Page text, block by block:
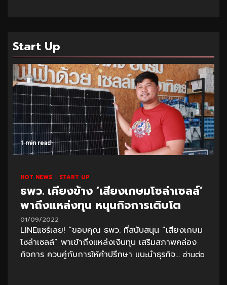
Start Up
1 min read
HOT NEWS START UP
ธพว. เคียงข้าง ‘เสียงเกษมโซล่าเซลล์’
พาถึงแหล่งทุน หนุนกิจการเติบโต
01/09/2022
LINEแชร์เลย! “ขอบคุณ ธพว. ที่สนับสนุน “เสียงเกษม
โซล่าเซลล์” พาเข้าถึงแหล่งเงินทุน เสริมสภาพคล่อง
กิจการ ควบคู่กับการให้คำปรึกษา แนะนำธุรกิจ... อ่านต่อ